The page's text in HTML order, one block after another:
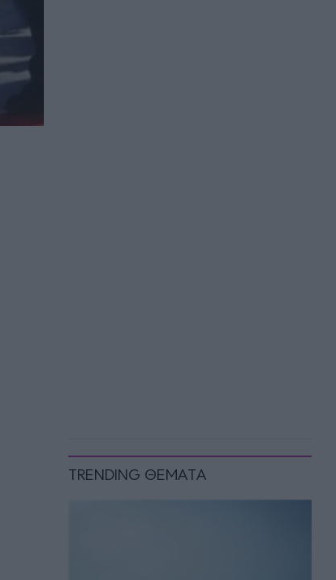
TRENDING ΘΕΜΑΤΑ